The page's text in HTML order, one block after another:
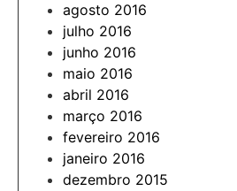
agosto 2016
julho 2016
junho 2016
maio 2016
abril 2016
março 2016
fevereiro 2016
janeiro 2016
dezembro 2015